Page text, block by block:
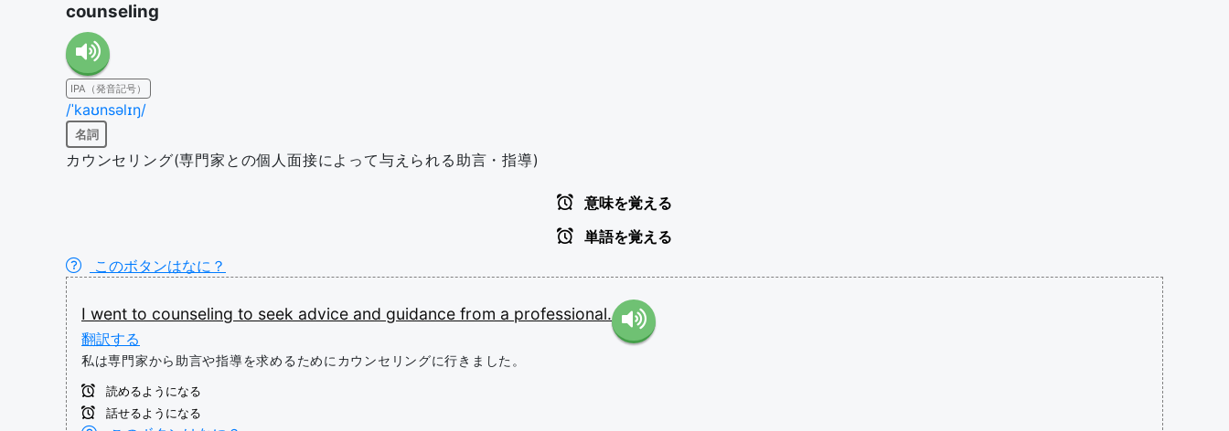
counseling
IPA（発音記号）
/ˈkaʊnsəlɪŋ/
名詞
カウンセリング(専門家との個人面接によって与えられる助言・指導)
意味を覚える
単語を覚える
このボタンはなに？
I went to counseling to seek advice and guidance from a professional.
翻訳する
私は専門家から助言や指導を求めるためにカウンセリングに行きました。
読めるようになる
話せるようになる